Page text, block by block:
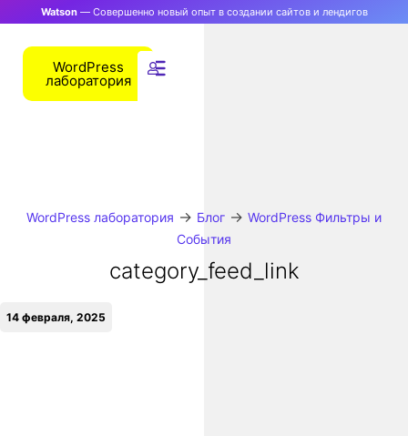
Watson— Совершенно новый опыт в создании сайтов и лендигов
WordPress
лаборатория
WordPress лаборатория → Блог → WordPress Фильтры и
События
category_feed_link
14 февраля, 2025